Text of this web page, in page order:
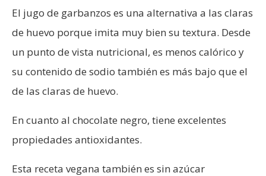
El jugo de garbanzos es una alternativa a las claras
de huevo porque imita muy bien su textura. Desde
un punto de vista nutricional, es menos calórico y
su contenido de sodio también es más bajo que el
de las claras de huevo.
En cuanto al chocolate negro, tiene excelentes
propiedades antioxidantes.
Esta receta vegana también es sin azúcar